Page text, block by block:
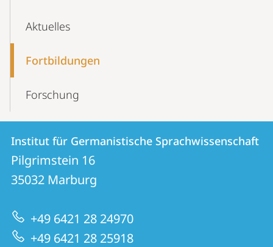
Aktuelles
Fortbildungen
Forschung
Kontakt
und
Informationen
zur
Website
Kontaktinformationen
Institut
für
Germanistische
Sprachwissenschaft
Institut für Germanistische Sprachwissenschaft
Pilgrimstein 16
35032 Marburg
+49 6421 28 24970
+49 6421 28 25918